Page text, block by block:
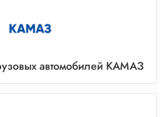
автомобилей КАМАЗ